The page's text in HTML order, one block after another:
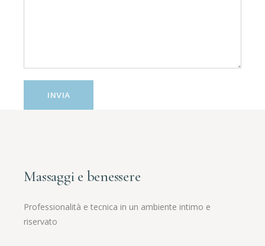
INVIA
Massaggi e benessere
Professionalità e tecnica in un ambiente intimo e
riservato